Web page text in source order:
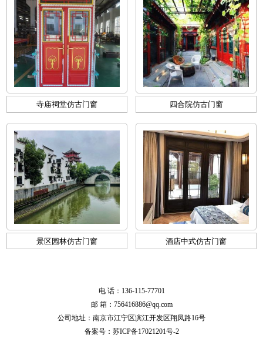
寺庙祠堂仿古门窗 四合院仿古门窗
景区园林仿古门窗 酒店中式仿古门窗
电 话：136-115-77701
邮 箱：756416886@qq.com
公司地址：南京市江宁区滨江开发区翔凤路16号
备案号： 苏ICP备17021201号-2